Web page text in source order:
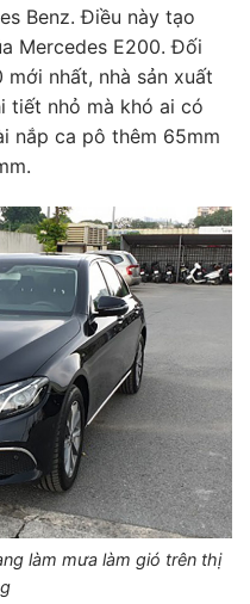
Benz. Điều này tạo
Mercedes E200. Đối
nhất, nhà sản xuất
tiết nhỏ mà khó ai có
nắp ca pô thêm 65mm
làm mưa làm gió trên thị